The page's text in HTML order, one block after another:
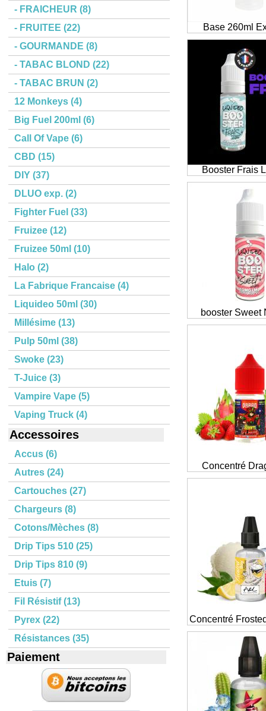
- FRAICHEUR (8)
- FRUITEE (22)
- GOURMANDE (8)
- TABAC BLOND (22)
- TABAC BRUN (2)
12 Monkeys (4)
Big Fuel 200ml (6)
Call Of Vape (6)
CBD (15)
DIY (37)
DLUO exp. (2)
Fighter Fuel (33)
Fruizee (12)
Fruizee 50ml (10)
Halo (2)
La Fabrique Francaise (4)
Liquideo 50ml (30)
Millésime (13)
Pulp 50ml (38)
Swoke (23)
T-Juice (3)
Vampire Vape (5)
Vaping Truck (4)
Accessoires
Accus (6)
Autres (24)
Cartouches (27)
Chargeurs (8)
Cotons/Mèches (8)
Drip Tips 510 (25)
Drip Tips 810 (9)
Etuis (7)
Fil Résistif (13)
Pyrex (22)
Résistances (35)
Paiement
Base 260ml
Booster Frais
booster Sweet
Concentré
Concentré